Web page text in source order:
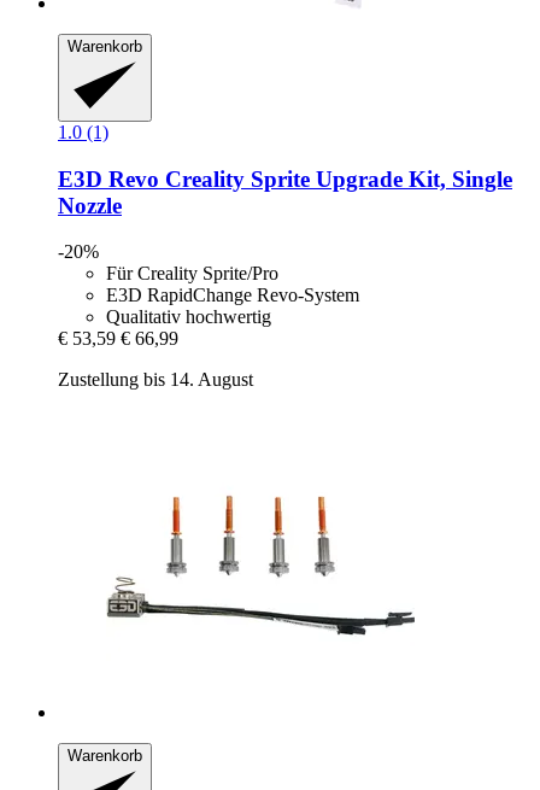
Warenkorb
1.0 (1)
E3D Revo Creality Sprite Upgrade Kit, Single
Nozzle
-20%
Für Creality Sprite/Pro
E3D RapidChange Revo-System
Qualitativ hochwertig
€ 53,59 € 66,99
Zustellung bis 14. August
Warenkorb